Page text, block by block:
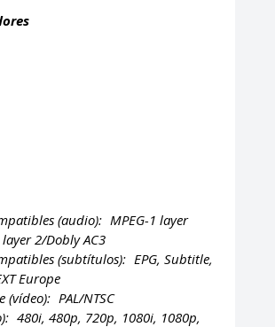
(audio): MPEG-1 layer
layer 2/Dobly AC3
(subtítulos): EPG, Subtitle,
Europe
(vídeo): PAL/NTSC
480i, 480p, 720p, 1080i, 1080p,